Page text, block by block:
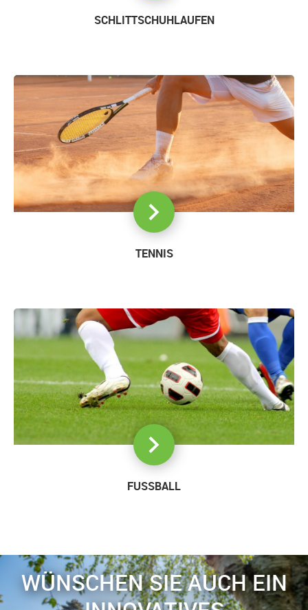
SCHLITTSCHUHLAUFEN
TENNIS
FUSSBALL
WÜNSCHEN SIE AUCH EIN